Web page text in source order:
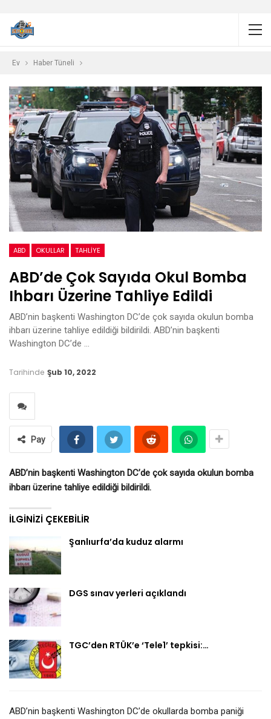
Ev Haber Tüneli
ABD OKULLAR TAHLIYE
ABD’de Çok Sayıda Okul Bomba
Ihbarı Üzerine Tahliye Edildi
ABD’nin başkenti Washington DC’de çok sayıda okulun bomba
ihbarı üzerine tahliye edildiği bildirildi. ABD’nin başkenti
Washington DC’de …
Tarihinde Şub 10, 2022
Pay
ABD’nin başkenti Washington DC’de çok sayıda okulun bomba
ihbarı üzerine tahliye edildiği bildirildi.
İLGINIZI ÇEKEBILIR
Şanlıurfa’da kuduz alarmı
DGS sınav yerleri açıklandı
TGC’den RTÜK’e ‘Tele1’ tepkisi:…
ABD’nin başkenti Washington DC’de okullarda bomba paniği